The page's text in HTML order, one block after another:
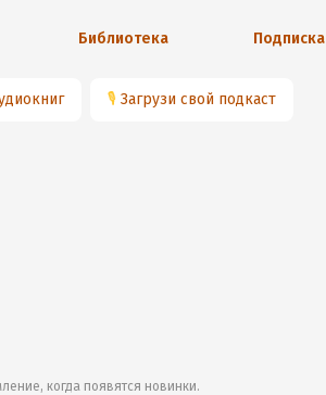
Библиотека Подписка
🎙 Загрузи свой подкаст
когда появятся новинки.